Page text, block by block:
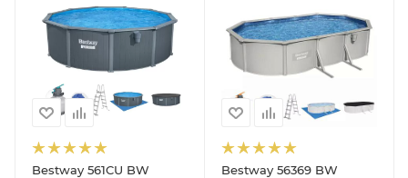
Bestway 561CU BW
Bestway 56369 BW